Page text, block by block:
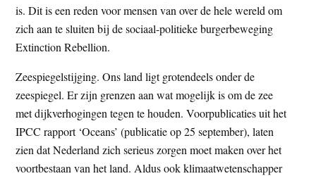
is. Dit is een reden voor mensen van over de hele wereld om
zich aan te sluiten bij de sociaal-politieke burgerbeweging
Extinction Rebellion.
Zeespiegelstijging. Ons land ligt grotendeels onder de
zeespiegel. Er zijn grenzen aan wat mogelijk is om de zee
met dijkverhogingen tegen te houden. Voorpublicaties uit het
IPCC rapport ‘Oceans’ (publicatie op 25 september), laten
zien dat Nederland zich serieus zorgen moet maken over het
voortbestaan van het land. Aldus ook klimaatwetenschapper